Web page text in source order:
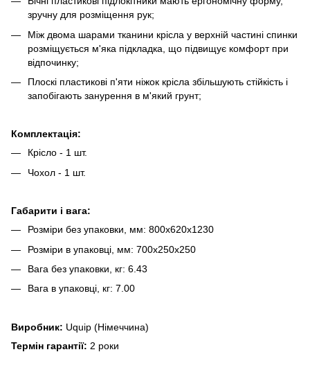
зручну для розміщення рук;
Між двома шарами тканини крісла у верхній частині спинки
розміщується м'яка підкладка, що підвищує комфорт при
відпочинку;
Плоскі пластикові п'яти ніжок крісла збільшують стійкість і
запобігають занурення в м'який грунт;
Комплектація:
Крісло - 1 шт.
Чохол - 1 шт.
Габарити і вага:
Розміри без упаковки, мм: 800х620х1230
Розміри в упаковці, мм: 700х250х250
Вага без упаковки, кг: 6.43
Вага в упаковці, кг: 7.00
Виробник: Uquip (Німеччина)
Термін гарантії: 2 роки